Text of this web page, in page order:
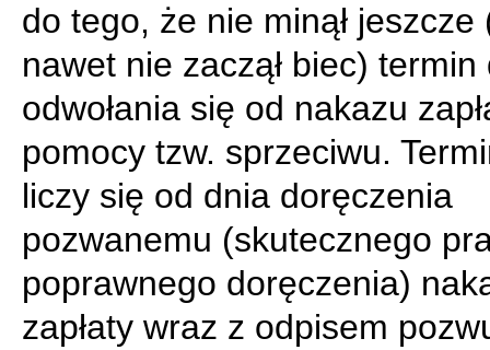
do tego, że nie minął jeszcze
nawet nie zaczął biec) termin
odwołania się od nakazu
pomocy tzw. sprzeciwu.
liczy się od dnia doręczenia
pozwanemu (skutecznego
poprawnego doręczenia)
zapłaty wraz z odpisem